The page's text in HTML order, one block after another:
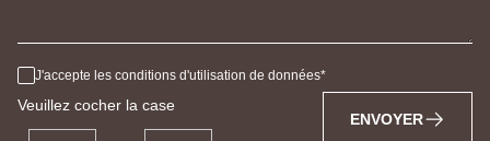
J'accepte les conditions d'utilisation de données
Veuillez cocher la case
ENVOYER